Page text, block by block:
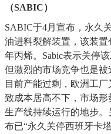
（SABIC）
SABIC于4月宣布，永久
油进料裂解装置，该装置
年丙烯。Sabic表示关停
但激烈的市场竞争也是
目前产能过剩，欧洲工
致成本居高不下，市场
生产线持续运行的地步。
布已“永久关停西班牙卡